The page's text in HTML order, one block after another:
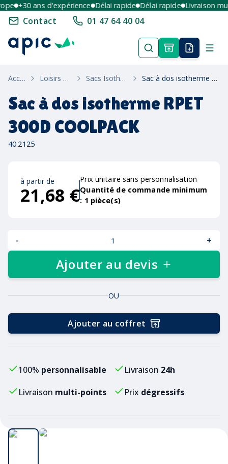
+30 ans d'expérience Délai rapide Délai rapide Livraison
Contact 01 47 64 40 04
Accueil Loisirs & Été Sacs Isothermes Sac à dos isotherme RPET 300D COOLPACK
Sac à dos isotherme RPET
300D COOLPACK
40.2125
à partir de
21,68 €
Prix unitaire sans personnalisation
Quantité de commande minimum
: 1 pièce(s)
- +
Ajouter au devis
OU
Ajouter au coffret
100% personnalisable Livraison 24h
Livraison multi-points Prix dégressifs